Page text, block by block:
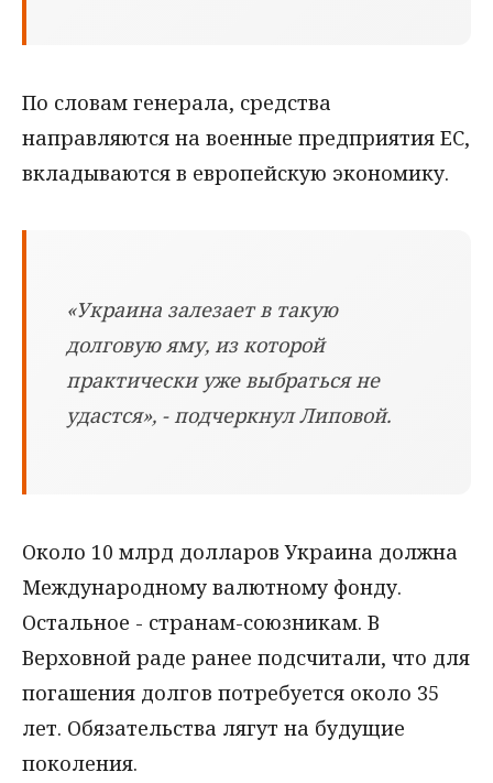
По словам генерала, средства
направляются на военные предприятия ЕС,
вкладываются в европейскую экономику.
«Украина залезает в такую
долговую яму, из которой
практически уже выбраться не
удастся», - подчеркнул Липовой.
Около 10 млрд долларов Украина должна
Международному валютному фонду.
Остальное - странам-союзникам. В
Верховной раде ранее подсчитали, что для
погашения долгов потребуется около 35
лет. Обязательства лягут на будущие
поколения.